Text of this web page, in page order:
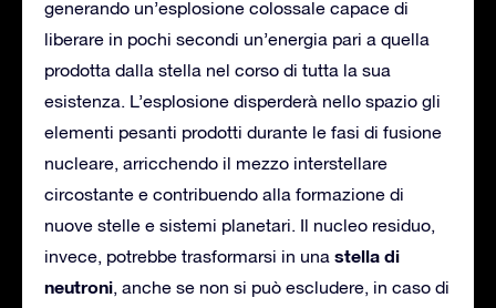
generando un’esplosione colossale capace di
liberare in pochi secondi un’energia pari a quella
prodotta dalla stella nel corso di tutta la sua
esistenza. L’esplosione disperderà nello spazio gli
elementi pesanti prodotti durante le fasi di fusione
nucleare, arricchendo il mezzo interstellare
circostante e contribuendo alla formazione di
nuove stelle e sistemi planetari. Il nucleo residuo,
invece, potrebbe trasformarsi in una stella di
neutroni, anche se non si può escludere, in caso di